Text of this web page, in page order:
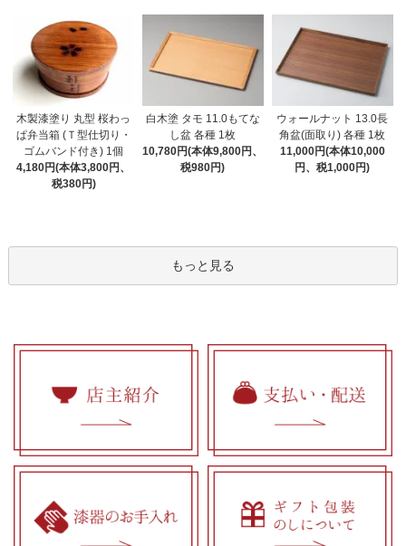
木製漆塗り 丸型 桜わっ
ぱ弁当箱 (Ｔ型仕切り・
ゴムバンド付き) 1個
4,180円(本体3,800円、
税380円)
白木塗 タモ 11.0もてな
し盆 各種 1枚
10,780円(本体9,800円、
税980円)
ウォールナット 13.0長
角盆(面取り) 各種 1枚
11,000円(本体10,000
円、税1,000円)
もっと見る